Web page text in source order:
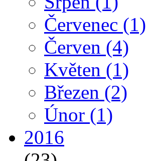
Červenec (1)
Červen (4)
Květen (1)
Březen (2)
Únor (1)
2016